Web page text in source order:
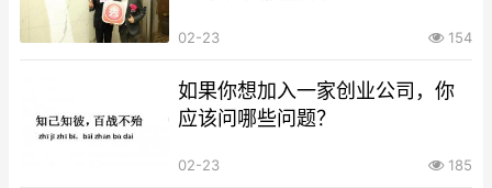
02-23 154
如果你想加入一家创业公司，你
应该问哪些问题？
02-23 185